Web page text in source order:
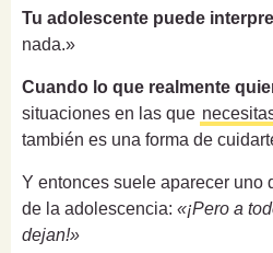
Tu adolescente puede
nada.»
Cuando lo que realmente
situaciones en las que
también es una forma de
Y entonces suele aparecer uno
de la adolescencia: «¡Pero a
dejan!»